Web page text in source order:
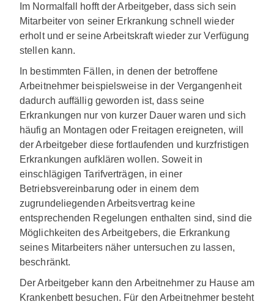
Im Normalfall hofft der Arbeitgeber, dass sich sein
Mitarbeiter von seiner Erkrankung schnell wieder
erholt und er seine Arbeitskraft wieder zur Verfügung
stellen kann.
In bestimmten Fällen, in denen der betroffene
Arbeitnehmer beispielsweise in der Vergangenheit
dadurch auffällig geworden ist, dass seine
Erkrankungen nur von kurzer Dauer waren und sich
häufig an Montagen oder Freitagen ereigneten, will
der Arbeitgeber diese fortlaufenden und kurzfristigen
Erkrankungen aufklären wollen. Soweit in
einschlägigen Tarifverträgen, in einer
Betriebsvereinbarung oder in einem dem
zugrundeliegenden Arbeitsvertrag keine
entsprechenden Regelungen enthalten sind, sind die
Möglichkeiten des Arbeitgebers, die Erkrankung
seines Mitarbeiters näher untersuchen zu lassen,
beschränkt.
Der Arbeitgeber kann den Arbeitnehmer zu Hause am
Krankenbett besuchen. Für den Arbeitnehmer besteht